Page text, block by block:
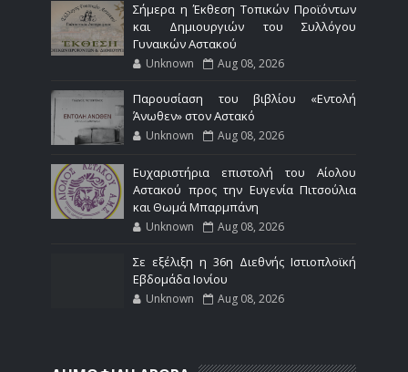
Σήμερα η Έκθεση Τοπικών Προϊόντων
και Δημιουργιών του Συλλόγου
Γυναικών Αστακού
Unknown Aug 08, 2026
Παρουσίαση του βιβλίου «Εντολή
Άνωθεν» στον Αστακό
Unknown Aug 08, 2026
Ευχαριστήρια επιστολή του Αίολου
Αστακού προς την Ευγενία Πιτσούλια
και Θωμά Μπαρμπάνη
Unknown Aug 08, 2026
Σε εξέλιξη η 36η Διεθνής Ιστιοπλοϊκή
Εβδομάδα Ιονίου
Unknown Aug 08, 2026